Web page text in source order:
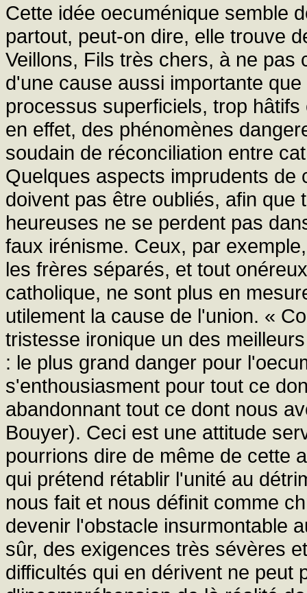
Cette idée oecuménique semble
partout, peut-on dire, elle trouve
Veillons, Fils très chers, à ne
d'une cause aussi importante
processus superficiels, trop
en effet, des phénomènes
soudain de réconciliation entre
Quelques aspects imprudents de
doivent pas être oubliés, afin
heureuses ne se perdent pas
faux irénisme. Ceux, par
les frères séparés, et tout
catholique, ne sont plus en
utilement la cause de l'union. «
tristesse ironique un des
: le plus grand danger pour
s'enthousiasment pour tout ce
abandonnant tout ce dont nous
Bouyer). Ceci est une attitude
pourrions dire de même de cette
qui prétend rétablir l'unité au
nous fait et nous définit comme
devenir l'obstacle insurmontable
sûr, des exigences très sévères
difficultés qui en dérivent ne peut